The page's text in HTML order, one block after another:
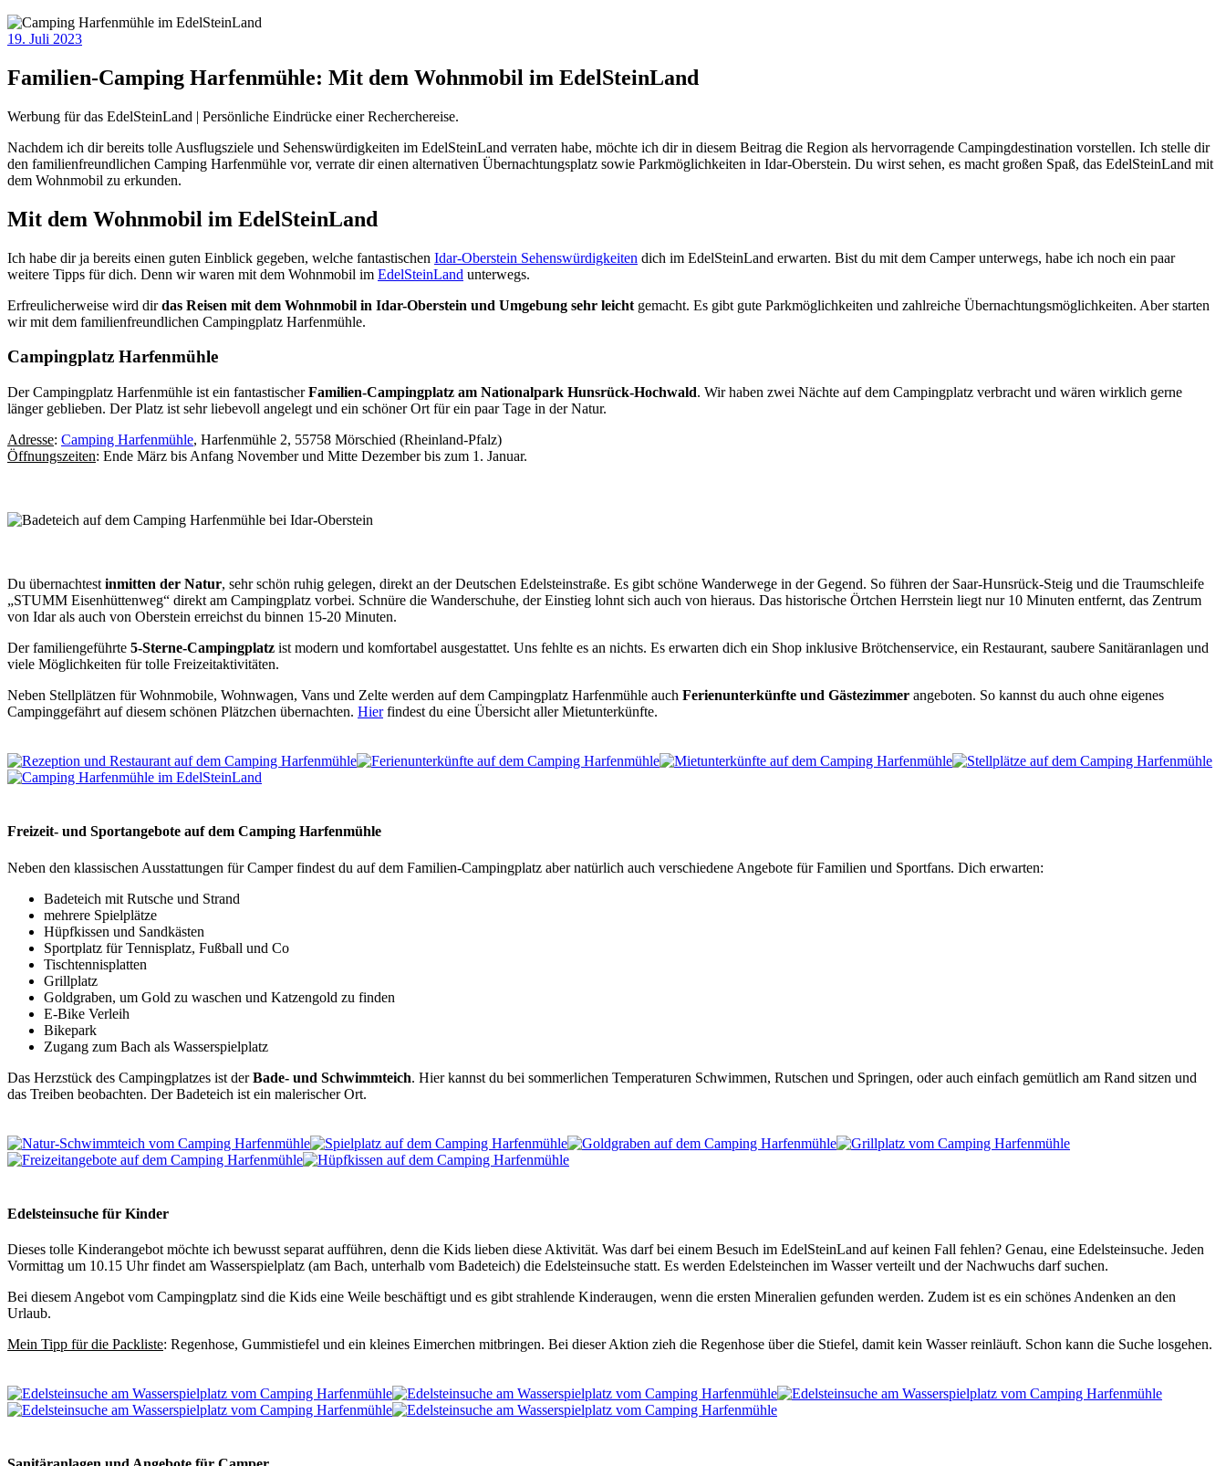
19. Juli 2023
Familien-Camping Harfenmühle: Mit dem Wohnmobil im EdelSteinLand
Werbung für das EdelSteinLand | Persönliche Eindrücke einer Recherchereise.
Nachdem ich dir bereits tolle Ausflugsziele und Sehenswürdigkeiten im EdelSteinLand verraten habe, möchte ich dir in diesem Beitrag die Region als hervorragende Campingdestination vorstellen. Ich stelle dir
den familienfreundlichen Camping Harfenmühle vor, verrate dir einen alternativen Übernachtungsplatz sowie Parkmöglichkeiten in Idar-Oberstein. Du wirst sehen, es macht großen Spaß, das EdelSteinLand mit
dem Wohnmobil zu erkunden.
Mit dem Wohnmobil im EdelSteinLand
Ich habe dir ja bereits einen guten Einblick gegeben, welche fantastischen Idar-Oberstein Sehenswürdigkeiten dich im EdelSteinLand erwarten. Bist du mit dem Camper unterwegs, habe ich noch ein paar
weitere Tipps für dich. Denn wir waren mit dem Wohnmobil im EdelSteinLand unterwegs.
Erfreulicherweise wird dirdas Reisen mit dem Wohnmobil in Idar-Oberstein und Umgebung sehr leicht gemacht. Es gibt gute Parkmöglichkeiten und zahlreiche Übernachtungsmöglichkeiten. Aber starten
wir mit dem familienfreundlichen Campingplatz Harfenmühle.
Campingplatz Harfenmühle
Der Campingplatz Harfenmühle ist ein fantastischerFamilien-Campingplatz am Nationalpark Hunsrück-Hochwald. Wir haben zwei Nächte auf dem Campingplatz verbracht und wären wirklich gerne
länger geblieben. Der Platz ist sehr liebevoll angelegt und ein schöner Ort für ein paar Tage in der Natur.
Adresse: Camping Harfenmühle, Harfenmühle 2, 55758 Mörschied (Rheinland-Pfalz)
Öffnungszeiten: Ende März bis Anfang November und Mitte Dezember bis zum 1. Januar.
Du übernachtest inmitten der Natur, sehr schön ruhig gelegen, direkt an der Deutschen Edelsteinstraße. Es gibt schöne Wanderwege in der Gegend. So führen der Saar-Hunsrück-Steig und die Traumschleife
„STUMM Eisenhüttenweg“ direkt am Campingplatz vorbei. Schnüre die Wanderschuhe, der Einstieg lohnt sich auch von hieraus. Das historische Örtchen Herrstein liegt nur 10 Minuten entfernt, das Zentrum
von Idar als auch von Oberstein erreichst du binnen 15-20 Minuten.
Der familiengeführte 5-Sterne-Campingplatz ist modern und komfortabel ausgestattet. Uns fehlte es an nichts. Es erwarten dich ein Shop inklusive Brötchenservice, ein Restaurant, saubere Sanitäranlagen und
viele Möglichkeiten für tolle Freizeitaktivitäten.
Neben Stellplätzen für Wohnmobile, Wohnwagen, Vans und Zelte werden auf dem Campingplatz Harfenmühle auch Ferienunterkünfte und Gästezimmer angeboten. So kannst du auch ohne eigenes
Campinggefährt auf diesem schönen Plätzchen übernachten. Hierfindest du eine Übersicht aller Mietunterkünfte.
Freizeit- und Sportangebote auf dem Camping Harfenmühle
Neben den klassischen Ausstattungen für Camper findest du auf dem Familien-Campingplatz aber natürlich auch verschiedene Angebote für Familien und Sportfans. Dich erwarten:
Badeteich mit Rutsche und Strand
mehrere Spielplätze
Hüpfkissen und Sandkästen
Sportplatz für Tennisplatz, Fußball und Co
Tischtennisplatten
Grillplatz
Goldgraben, um Gold zu waschen und Katzengold zu finden
E-Bike Verleih
Bikepark
Zugang zum Bach als Wasserspielplatz
Das Herzstück des Campingplatzes ist derBade- und Schwimmteich. Hier kannst du bei sommerlichen Temperaturen Schwimmen, Rutschen und Springen, oder auch einfach gemütlich am Rand sitzen und
das Treiben beobachten. Der Badeteich ist ein malerischer Ort.
Edelsteinsuche für Kinder
Dieses tolle Kinderangebot möchte ich bewusst separat aufführen, denn die Kids lieben diese Aktivität. Was darf bei einem Besuch im EdelSteinLand auf keinen Fall fehlen? Genau, eine Edelsteinsuche. Jeden
Vormittag um 10.15 Uhr findet am Wasserspielplatz (am Bach, unterhalb vom Badeteich) die Edelsteinsuche statt. Es werden Edelsteinchen im Wasser verteilt und der Nachwuchs darf suchen.
Bei diesem Angebot vom Campingplatz sind die Kids eine Weile beschäftigt und es gibt strahlende Kinderaugen, wenn die ersten Mineralien gefunden werden. Zudem ist es ein schönes Andenken an den
Urlaub.
Mein Tipp für die Packliste: Regenhose, Gummistiefel und ein kleines Eimerchen mitbringen. Bei dieser Aktion zieh die Regenhose über die Stiefel, damit kein Wasser reinläuft. Schon kann die Suche losgehen.